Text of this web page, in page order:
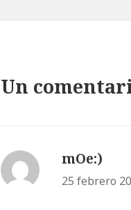
Un
mOe:)
25 febrero